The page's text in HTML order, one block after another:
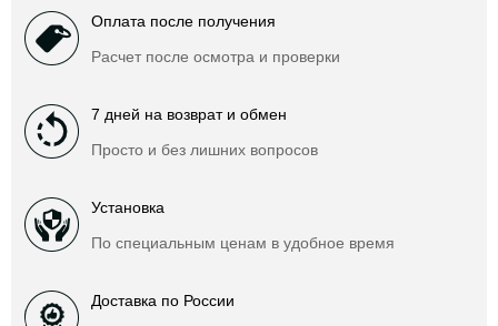
Оплата после получения
Расчет после осмотра и проверки
7 дней на возврат и обмен
Просто и без лишних вопросов
Установка
По специальным ценам в удобное время
Доставка по России